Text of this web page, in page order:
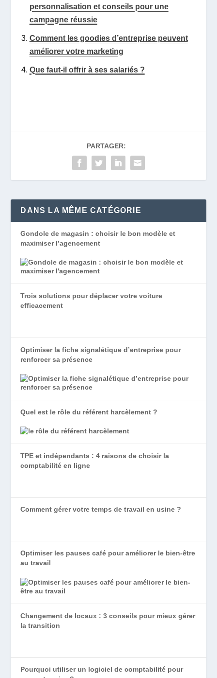
personnalisation et conseils pour une
campagne réussie
Comment les goodies d’entreprise peuvent
améliorer votre marketing
Que faut-il offrir à ses salariés ?
PARTAGER:
DANS LA MÊME CATÉGORIE
Gondole de magasin : choisir le bon modèle et
maximiser l’agencement
Trois solutions pour déplacer votre voiture
efficacement
Optimiser la fiche signalétique d’entreprise pour
renforcer sa présence
Quel est le rôle du référent harcèlement ?
TPE et indépendants : 4 raisons de choisir la
comptabilité en ligne
Comment gérer votre temps de travail en usine ?
Optimiser les pauses café pour améliorer le bien-être
au travail
Changement de locaux : 3 conseils pour mieux gérer
la transition
Pourquoi utiliser un logiciel de comptabilité pour